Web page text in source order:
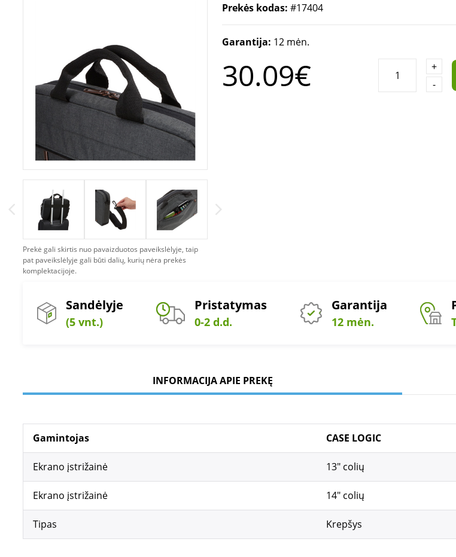
Prekė gali skirtis nuo pavaizduotos paveikslėlyje, taip
pat paveikslėlyje gali būti dalių, kurių nėra prekės
komplektacijoje.
Prekės kodas: #17404
Garantija: 12 mėn.
30.09€
+
-
Sandėlyje
(5 vnt.)
Pristatymas
0-2 d.d.
Garantija
12 mėn.
INFORMACIJA APIE PREKĘ
Gamintojas CASE LOGIC
Ekrano įstrižainė 13" colių
Ekrano įstrižainė 14" colių
Tipas Krepšys